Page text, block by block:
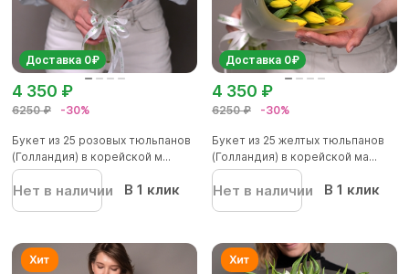
Доставка 0₽
6250 ₽ -30%
4 350 ₽
Букет из 25 розовых тюльпанов
(Голландия) в корейской м...
Нет в наличии В 1 клик
Доставка 0₽
6250 ₽ -30%
4 350 ₽
Букет из 25 желтых тюльпанов
(Голландия) в корейской ма...
Нет в наличии В 1 клик